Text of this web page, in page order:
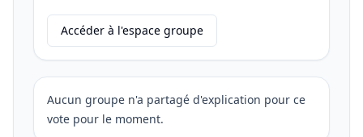
Accéder à l'espace groupe
Aucun groupe n'a partagé d'explication pour ce
vote pour le moment.